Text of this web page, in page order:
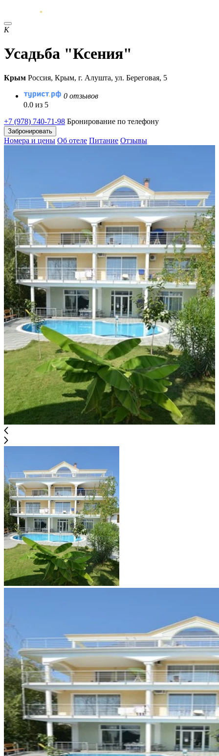
К
Усадьба "Ксения"
Крым Россия, Крым, г. Алушта, ул. Береговая, 5
0 отзывов
0.0 из 5
+7 (978) 740-71-98 Бронирование по телефону
Забронировать
Номера и цены Об отеле Питание Отзывы